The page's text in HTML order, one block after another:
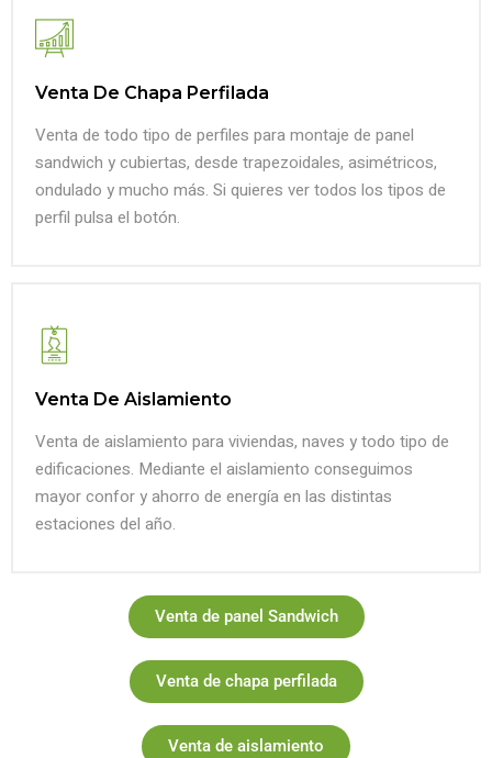
Venta De Chapa Perfilada
Venta de todo tipo de perfiles para montaje de panel
sandwich y cubiertas, desde trapezoidales, asimétricos,
ondulado y mucho más. Si quieres ver todos los tipos de
perfil pulsa el botón.
Venta De Aislamiento
Venta de aislamiento para viviendas, naves y todo tipo de
edificaciones. Mediante el aislamiento conseguimos
mayor confor y ahorro de energía en las distintas
estaciones del año.
Venta de panel Sandwich
Venta de chapa perfilada
Venta de aislamiento